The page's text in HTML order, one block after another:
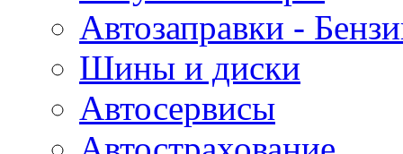
Автозаправки -
Шины и диски
Автосервисы